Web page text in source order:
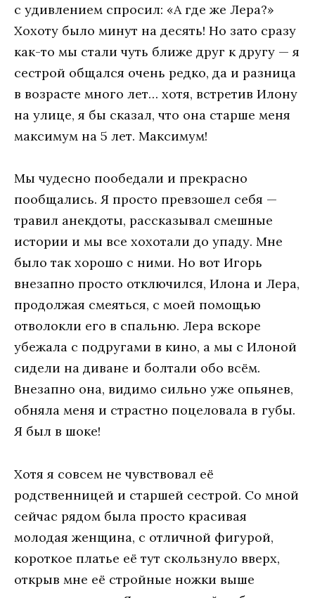
с удивлением спросил: «А где же Лера?»
Хохоту было минут на десять! Но зато сразу
как-то мы стали чуть ближе друг к другу — я
сестрой общался очень редко, да и разница
в возрасте много лет… хотя, встретив Илону
на улице, я бы сказал, что она старше меня
максимум на 5 лет. Максимум!
Мы чудесно пообедали и прекрасно
пообщались. Я просто превзошел себя —
травил анекдоты, рассказывал смешные
истории и мы все хохотали до упаду. Мне
было так хорошо с ними. Но вот Игорь
внезапно просто отключился, Илона и Лера,
продолжая смеяться, с моей помощью
отволокли его в спальню. Лера вскоре
убежала с подругами в кино, а мы с Илоной
сидели на диване и болтали обо всём.
Внезапно она, видимо сильно уже опьянев,
обняла меня и страстно поцеловала в губы.
Я был в шоке!
Хотя я совсем не чувствовал её
родственницей и старшей сестрой. Со мной
сейчас рядом была просто красивая
молодая женщина, с отличной фигурой,
короткое платье её тут скользнуло вверх,
открыв мне её стройные ножки выше